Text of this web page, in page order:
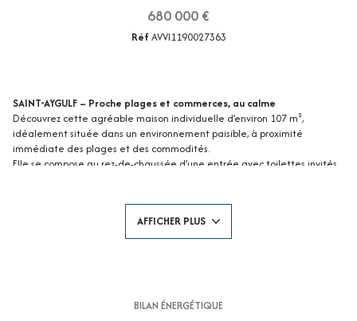
680 000 €
RéfAVVI1190027363
SAINT-AYGULF – Proche plages et commerces, au calme
Découvrez cette agréable maison individuelle d’environ 107 m²,
idéalement située dans un environnement paisible, à proximité
immédiate des plages et des commodités.
Elle se compose au rez-de-chaussée d’une entrée avec toilettes invités,
À l’étage, vous trouverez trois chambres, une salle de bains et des
Un garage de 16,35 m² complète ce bien.
AFFICHER PLUS
BILAN ÉNERGÉTIQUE